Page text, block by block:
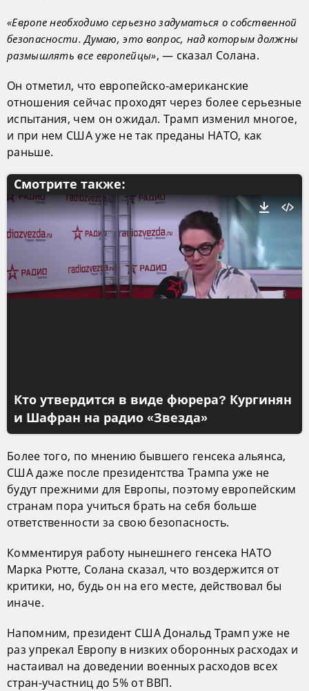
«Европе необходимо серьезно задуматься о собственной
безопасности. Думаю, это вопрос, над которым должны
размышлять все европейцы», — сказал Солана.
Он отметил, что европейско-американские
отношения сейчас проходят через более серьезные
испытания, чем он ожидал. Трамп изменил многое,
и при нем США уже не так преданы НАТО, как
раньше.
Смотрите также:
Кто утвердится в виде фюрера? Кургинян
и Шафран на радио «Звезда»
Более того, по мнению бывшего генсека альянса,
США даже после президентства Трампа уже не
будут прежними для Европы, поэтому европейским
странам пора учиться брать на себя больше
ответственности за свою безопасность.
Комментируя работу нынешнего генсека НАТО
Марка Рютте, Солана сказал, что воздержится от
критики, но, будь он на его месте, действовал бы
иначе.
Напомним, президент США Дональд Трамп уже не
раз упрекал Европу в низких оборонных расходах и
настаивал на доведении военных расходов всех
стран-участниц до 5% от ВВП.